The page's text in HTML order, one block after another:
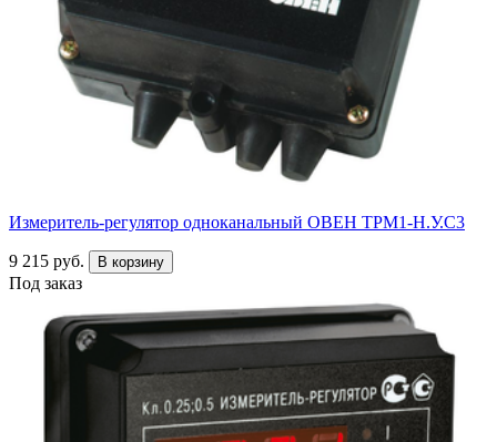
Измеритель-регулятор одноканальный ОВЕН ТРМ1-Н.У.С3
9 215 руб. В корзину
Под заказ